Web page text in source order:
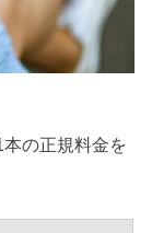
の正規料金を